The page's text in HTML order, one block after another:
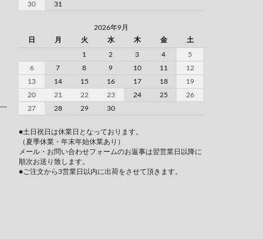
30
31
2026年9月
日
月 火 水 木 金 土
1 2 3 4
5
6
7 8 9 10 11
12
13
14 15 16 17 18
19
20
21 22 23 24 25
26
27
28 29 30
●土日祝日は休業日となっております。
（夏季休業・年末年始休業あり）
メール・お問い合わせフォームのお返事は翌営業日以降に
順次お送り致します。
●ご注文から3営業日以内に出荷をさせて頂きます。